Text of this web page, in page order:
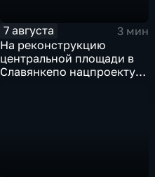
7 августа
3 мин
На реконструкцию
центральной площади в
Славянкепо нацпроекту